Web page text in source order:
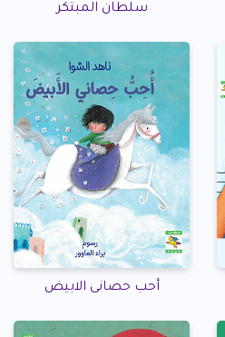
سلطان المبتكر
أحب حصانى الابيض